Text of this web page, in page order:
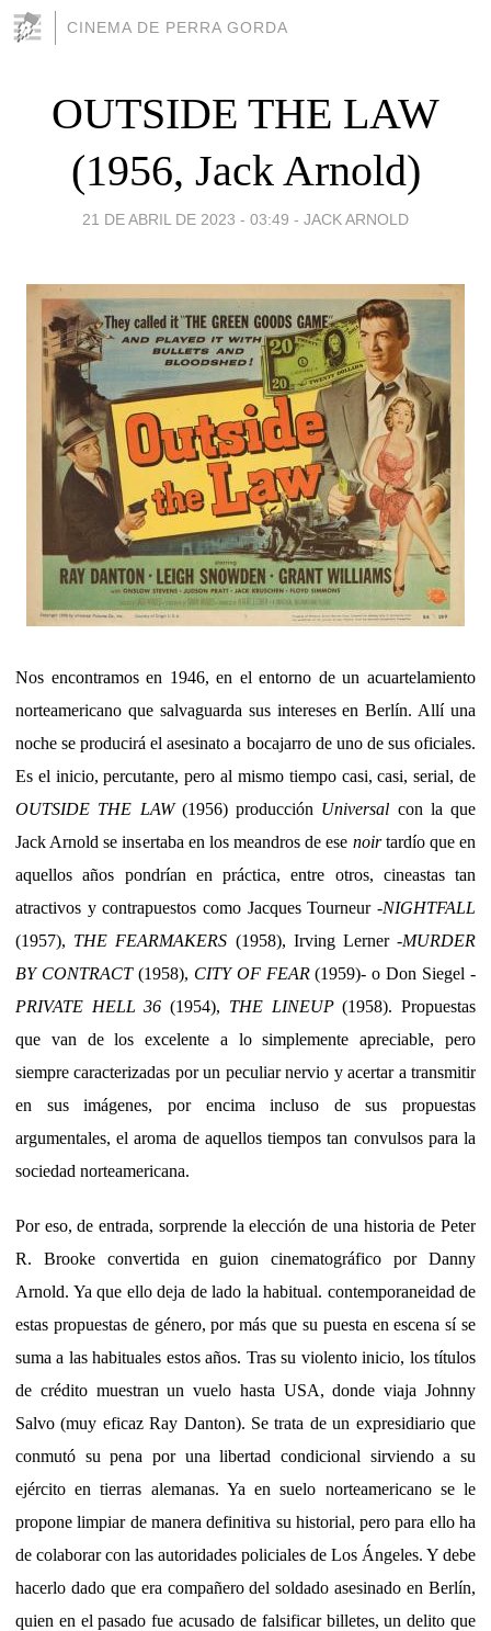
CINEMA DE PERRA GORDA
OUTSIDE THE LAW
(1956, Jack Arnold)
21 DE ABRIL DE 2023 - 03:49 - JACK ARNOLD
Nos encontramos en 1946, en el entorno de un acuartelamiento
norteamericano que salvaguarda sus intereses en Berlín. Allí una
noche se producirá el asesinato a bocajarro de uno de sus oficiales.
Es el inicio, percutante, pero al mismo tiempo casi, casi, serial, de
OUTSIDE THE LAW(1956) producción Universal con la que
Jack Arnold se insertaba en los meandros de ese noirtardío que en
aquellos años pondrían en práctica, entre otros, cineastas tan
atractivos y contrapuestos como Jacques Tourneur -NIGHTFALL
(1957), THE FEARMAKERS (1958), Irving Lerner -MURDER
BY CONTRACT(1958), CITY OF FEAR(1959)- o Don Siegel -
PRIVATE HELL 36 (1954), THE LINEUP(1958). Propuestas
que van de los excelente a lo simplemente apreciable, pero
siempre caracterizadas por un peculiar nervio y acertar a transmitir
en sus imágenes, por encima incluso de sus propuestas
argumentales, el aroma de aquellos tiempos tan convulsos para la
sociedad norteamericana.
Por eso, de entrada, sorprende la elección de una historia de Peter
R. Brooke convertida en guion cinematográfico por Danny
Arnold. Ya que ello deja de lado la habitual. contemporaneidad de
estas propuestas de género, por más que su puesta en escena sí se
suma a las habituales estos años. Tras su violento inicio, los títulos
de crédito muestran un vuelo hasta USA, donde viaja Johnny
Salvo (muy eficaz Ray Danton). Se trata de un expresidiario que
conmutó su pena por una libertad condicional sirviendo a su
ejército en tierras alemanas. Ya en suelo norteamericano se le
propone limpiar de manera definitiva su historial, pero para ello ha
de colaborar con las autoridades policiales de Los Ángeles. Y debe
hacerlo dado que era compañero del soldado asesinado en Berlín,
quien en el pasado fue acusado de falsificar billetes, un delito que